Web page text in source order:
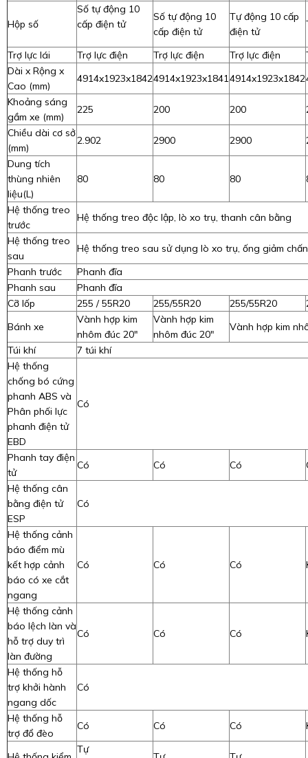
Hộp số
Số tự động 10
cấp điện tử
Số tự động 10
cấp điện tử
Tự động 10 cấp
điện tử
Trợ lực lái Trợ lực điện Trợ lực điện Trợ lực điện
Dài x Rộng x
Cao (mm)
4914x1923x18424914x1923x1841 4914x1923x1842
Khoảng sáng
gầm xe (mm)
225 200 200
Chiều dài cơ sở
(mm)
2.902 2900 2900
Dung tích
thùng nhiên
liệu(L)
80 80 80
Hệ thống treo
trước
Hệ thống treo độc lập, lò xo trụ, thanh cân bằng
Hệ thống treo
sau
Hệ thống treo sau sử dụng lò xo trụ, ống giảm
Phanh trước
Phanh đĩa
Phanh sau
Phanh đĩa
Cỡ lốp
255 / 55R20 255/55R20 255/55R20
Bánh xe
Vành hợp kim
nhôm đúc 20"
Vành hợp kim
nhôm đúc 20"
Vành hợp kim
Túi khí
7 túi khí
Hệ thống
chống bó cứng
phanh ABS và
Phân phối lực
phanh điện tử
EBD
Có
Phanh tay điện
tử
Có Có Có
Hệ thống cân
bằng điện tử
ESP
Có
Hệ thống cảnh
báo điểm mù
kết hợp cảnh
báo có xe cắt
ngang
Có Có Có
Hệ thống cảnh
báo lệch làn và
hỗ trợ duy trì
làn đường
Có Có Có
Hệ thống hỗ
trợ khởi hành
ngang dốc
Có
Hệ thống hỗ
trợ đổ đèo
Có Có Có
Tự